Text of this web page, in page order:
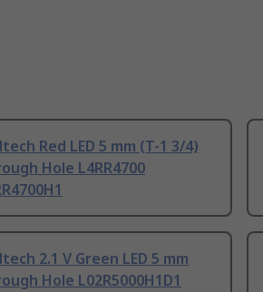
Red LED 5 mm (T-1 3/4)
Hole L4RR4700
2.1 V Green LED 5 mm
Hole L02R5000H1D1